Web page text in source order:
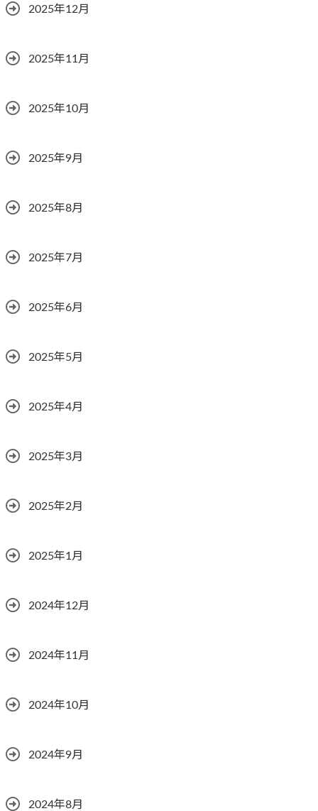
2025年12月
2025年11月
2025年10月
2025年9月
2025年8月
2025年7月
2025年6月
2025年5月
2025年4月
2025年3月
2025年2月
2025年1月
2024年12月
2024年11月
2024年10月
2024年9月
2024年8月